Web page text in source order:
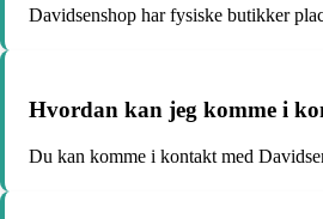
Davidsenshop har fysiske butikker
Hvordan kan jeg komme i
Du kan komme i kontakt med